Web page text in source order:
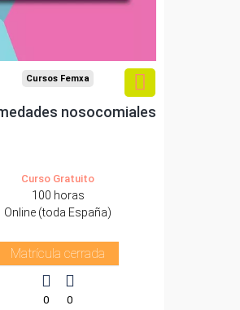
Cursos Femxa
nosocomiales
Curso Gratuito
100 horas
Online (toda España)
Matrícula cerrada
0 0